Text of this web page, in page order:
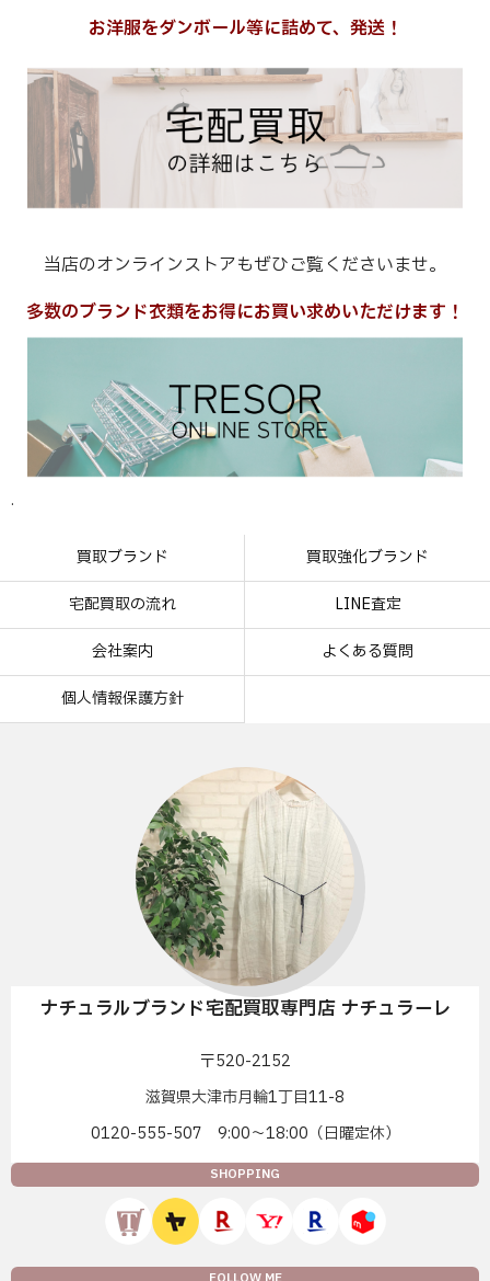
お洋服をダンボール等に詰めて、発送！
当店のオンラインストアもぜひご覧くださいませ。
多数のブランド衣類をお得にお買い求めいただけます！
.
買取ブランド 買取強化ブランド
宅配買取の流れ LINE査定
会社案内 よくある質問
個人情報保護方針
ナチュラルブランド宅配買取専門店 ナチュラーレ
〒520-2152
滋賀県大津市月輪1丁目11-8
0120-555-507 9:00〜18:00（日曜定休）
SHOPPING